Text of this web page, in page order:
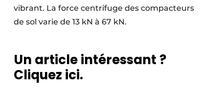
vibrant. La force centrifuge des compacteurs
de sol varie de 13 kN à 67 kN.
Un article intéressant ?
Cliquez ici.